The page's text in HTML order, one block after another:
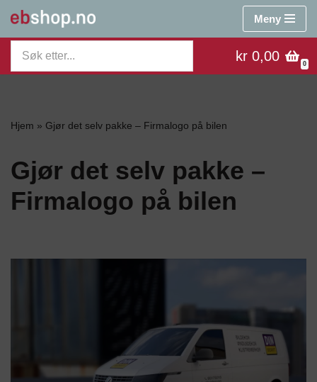
Hopp
innholdet
Meny
kr 0,00 0
Hjem » Gjør det selv pakke – Firmalogo på bilen
Gjør det selv pakke –
Firmalogo på bilen